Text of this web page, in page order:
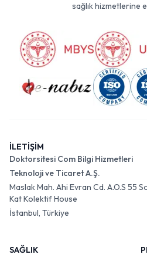
sağlık hizmetlerine
İLETİŞİM
Doktorsitesi Com Bilgi Hizmetleri
Teknoloji ve Ticaret A.Ş.
Maslak Mah. Ahi Evran Cd. A.O.S 55
Kat Kolektif House
İstanbul, Türkiye
SAĞLIK